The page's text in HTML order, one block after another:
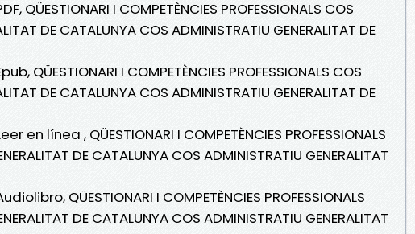
I COMPETÈNCIES PROFESSIONALS COS
DE CATALUNYA COS ADMINISTRATIU GENERALITAT DE
QÜESTIONARI I COMPETÈNCIES PROFESSIONALS COS
DE CATALUNYA COS ADMINISTRATIU GENERALITAT DE
línea , QÜESTIONARI I COMPETÈNCIES PROFESSIONALS
DE CATALUNYA COS ADMINISTRATIU GENERALITAT
QÜESTIONARI I COMPETÈNCIES PROFESSIONALS
DE CATALUNYA COS ADMINISTRATIU GENERALITAT